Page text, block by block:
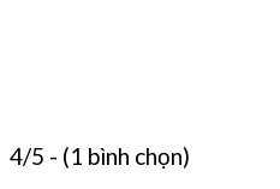
4/5 - (1 bình chọn)